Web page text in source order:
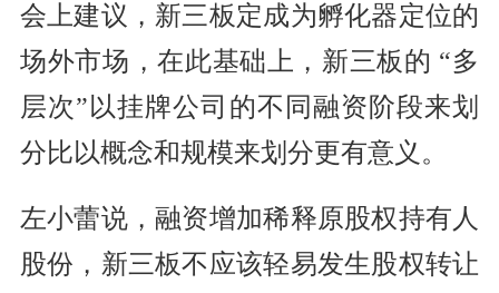
会上建议，新三板定成为孵化器定位的
场外市场，在此基础上，新三板的 “多
层次”以挂牌公司的不同融资阶段来划
分比以概念和规模来划分更有意义。
左小蕾说，融资增加稀释原股权持有人
股份，新三板不应该轻易发生股权转让